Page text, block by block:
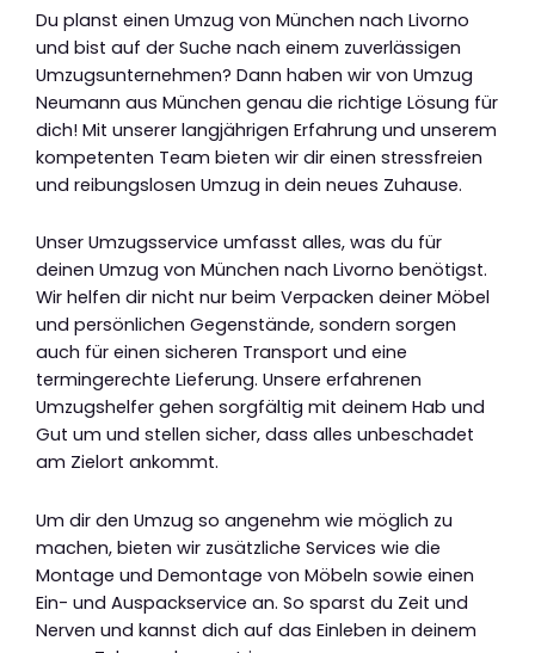
Du planst einen Umzug von München nach Livorno
und bist auf der Suche nach einem zuverlässigen
Umzugsunternehmen? Dann haben wir von Umzug
Neumann aus München genau die richtige Lösung für
dich! Mit unserer langjährigen Erfahrung und unserem
kompetenten Team bieten wir dir einen stressfreien
und reibungslosen Umzug in dein neues Zuhause.
Unser Umzugsservice umfasst alles, was du für
deinen Umzug von München nach Livorno benötigst.
Wir helfen dir nicht nur beim Verpacken deiner Möbel
und persönlichen Gegenstände, sondern sorgen
auch für einen sicheren Transport und eine
termingerechte Lieferung. Unsere erfahrenen
Umzugshelfer gehen sorgfältig mit deinem Hab und
Gut um und stellen sicher, dass alles unbeschadet
am Zielort ankommt.
Um dir den Umzug so angenehm wie möglich zu
machen, bieten wir zusätzliche Services wie die
Montage und Demontage von Möbeln sowie einen
Ein- und Auspackservice an. So sparst du Zeit und
Nerven und kannst dich auf das Einleben in deinem